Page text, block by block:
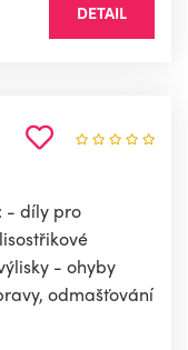
DETAIL
- díly pro
- ohyby
odmašťování